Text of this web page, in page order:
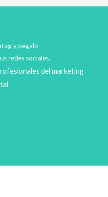
y pegalo
redes sociales.
del marketing